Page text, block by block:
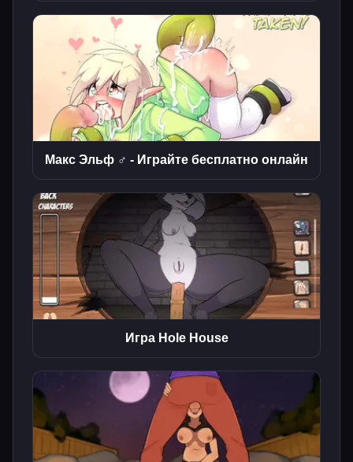
Макс Эльф ♂ - Играйте бесплатно онлайн
Игра Hole House